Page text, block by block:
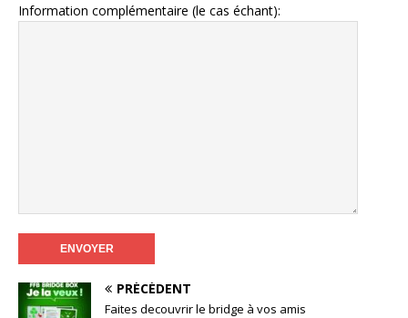
Information complémentaire (le cas échant):
PRÉCÉDENT
Faites decouvrir le bridge à vos amis